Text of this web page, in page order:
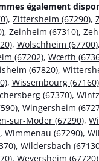
également
, Zittersheim (67290),
, Zeinheim (67310),
, Wolschheim (67700),
(67202), Wœrth
(67820),
, Wissembourg (67160)
(67370),
, Wingersheim
sur-Moder (67290),
, Wimmenau (67290),
, Wildersbach
, Weyersheim (67720)